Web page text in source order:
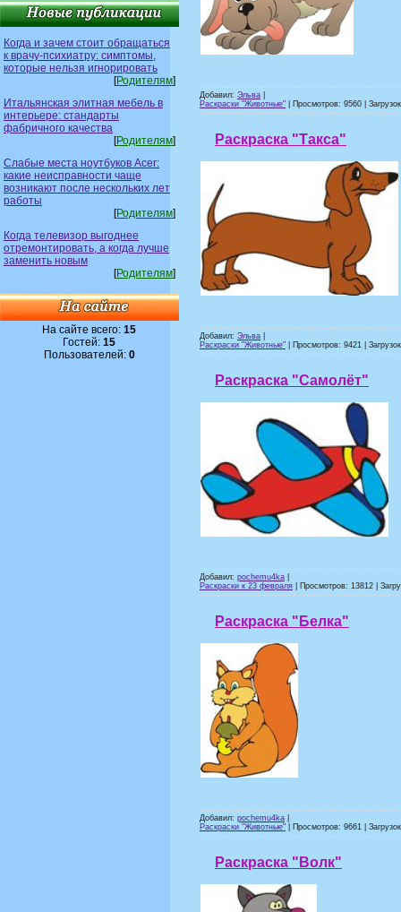
Когда и зачем стоит обращаться
к врачу-психиатру: симптомы,
которые нельзя игнорировать
[Родителям]
Итальянская элитная мебель в
интерьере: стандарты
фабричного качества
[Родителям]
Слабые места ноутбуков Acer:
какие неисправности чаще
возникают после нескольких лет
работы
[Родителям]
Когда телевизор выгоднее
отремонтировать, а когда лучше
заменить новым
[Родителям]
На сайте всего:15
Гостей:15
Пользователей: 0
Добавил: Эльва
Раскраски "Животные" | Просмотров: 9560 |
Раскраска "Такса"
Добавил: Эльва
Раскраски "Животные" | Просмотров: 9421 |
Раскраска "Самолёт"
Добавил: pochemu4ka
Раскраски к 23 февраля | Просмотров: 13812 |
Раскраска "Белка"
Добавил: pochemu4ka
Раскраски "Животные" | Просмотров: 9661 |
Раскраска "Волк"